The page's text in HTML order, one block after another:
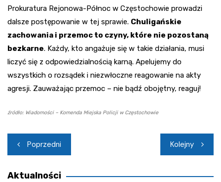
Prokuratura Rejonowa-Północ w Częstochowie prowadzi
dalsze postępowanie w tej sprawie. Chuligańskie
zachowania i przemoc to czyny, które nie pozostaną
bezkarne. Każdy, kto angażuje się w takie działania, musi
liczyć się z odpowiedzialnością karną. Apelujemy do
wszystkich o rozsądek i niezwłoczne reagowanie na akty
agresji. Zauważając przemoc – nie bądź obojętny, reaguj!
źródło: Wiadomości – Komenda Miejska Policji w Częstochowie
Nawigacja
wpisu
Poprzedni Kolejny
Aktualności